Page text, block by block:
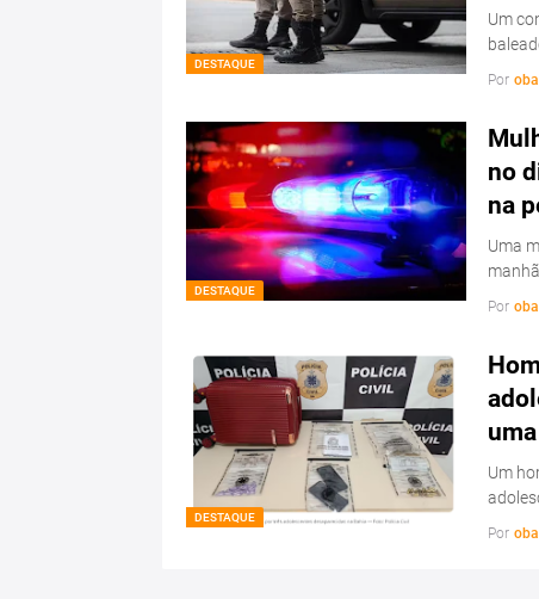
DESTAQUE
Um
Por
DESTAQUE
no
na
Uma
Por
DESTAQUE
Um
Por